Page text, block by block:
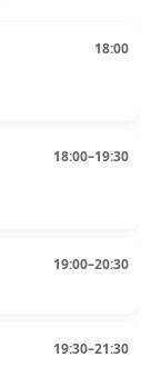
18:00
18:00–19:30
19:00–20:30
19:30–21:30